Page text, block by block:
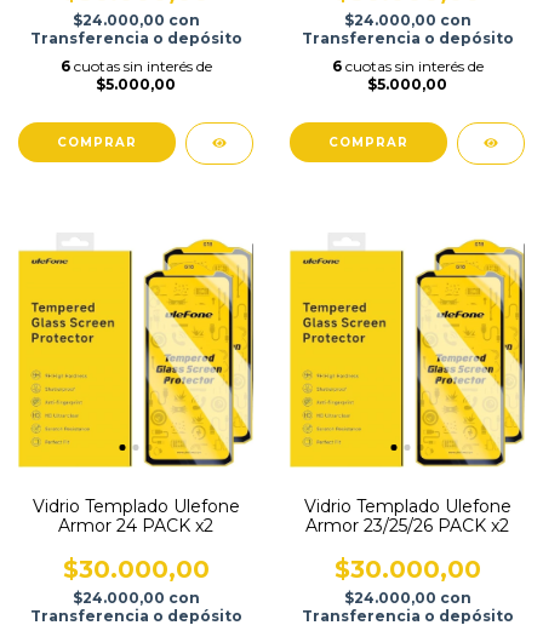
$24.000,00 con
Transferencia o depósito
6 cuotas sin interés de
$5.000,00
$24.000,00 con
Transferencia o depósito
6 cuotas sin interés de
$5.000,00
Vidrio Templado Ulefone
Armor 24 PACK x2
$30.000,00
$24.000,00 con
Transferencia o depósito
Vidrio Templado Ulefone
Armor 23/25/26 PACK x2
$30.000,00
$24.000,00 con
Transferencia o depósito